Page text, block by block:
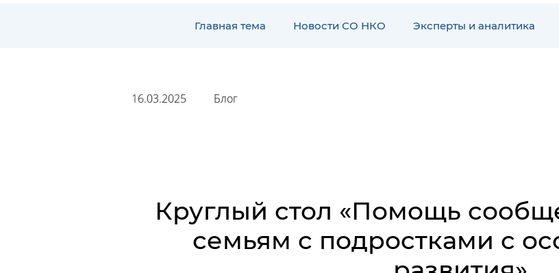
Главная тема Новости СО НКО Эксперты и аналитика
16.03.2025 Блог
Круглый стол «Помощь
семьям с подростками с